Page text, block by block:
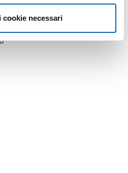
cookie necessari